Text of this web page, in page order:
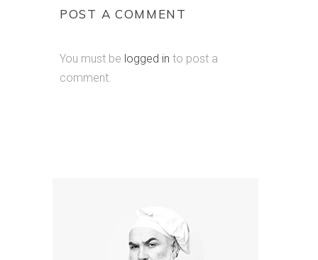
POST A COMMENT
You must be logged in to post a
comment.